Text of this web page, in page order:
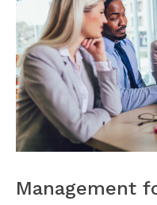
Management